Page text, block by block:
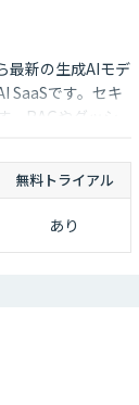
最新の生成AIモデ
SaaSです。セキ
。RAGやダッシ
ン機能も充実し
ます。
無料トライアル
あり